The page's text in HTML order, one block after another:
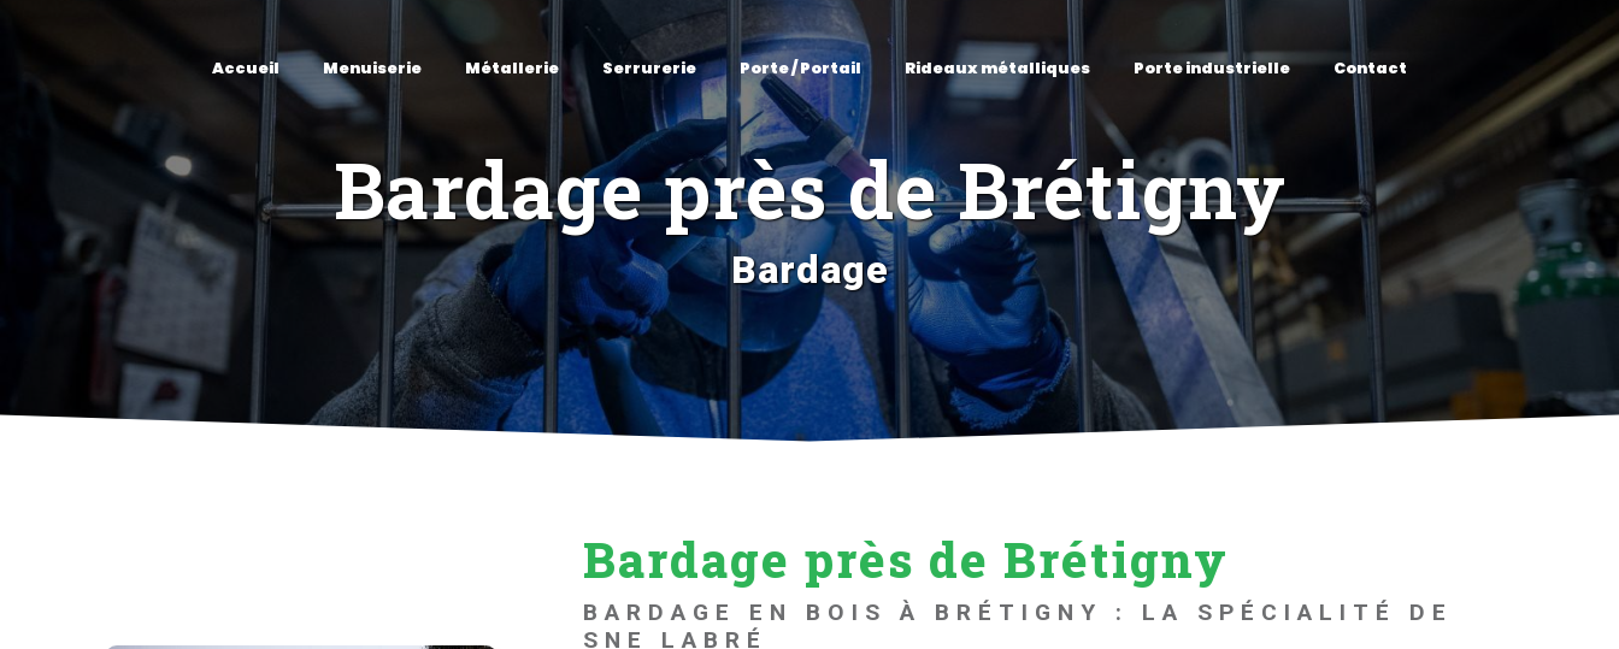
Accueil Menuiserie Métallerie Serrurerie Porte / Portail Rideaux métalliques Porte industrielle Contact
Bardage près de Brétigny
Bardage
Bardage près de Brétigny
BARDAGE EN BOIS À BRÉTIGNY : LA SPÉCIALITÉ DE
SNE LABRÉ